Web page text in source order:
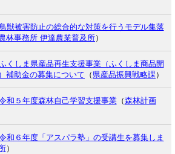
獣被害防止の総合的な対策を行うモデル集落
林事務所 伊達農業普及所）
くしま県産品再生支援事業（ふくしま商品開
補助金の募集について （ 県産品振興戦略課）
和５年度森林自己学習支援事業（森林計画
和６年度「アスパラ塾」の受講生を募集しま
）